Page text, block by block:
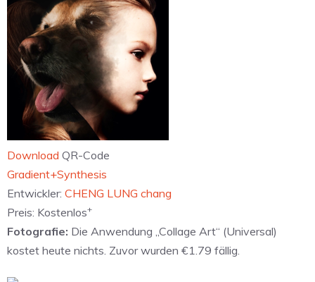
Download QR-Code
‎Gradient+Synthesis
Entwickler: CHENG LUNG chang
Preis: Kostenlos+
Fotografie: Die Anwendung „Collage Art“ (Universal)
kostet heute nichts. Zuvor wurden €1.79 fällig.